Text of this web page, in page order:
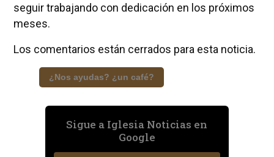
seguir trabajando con dedicación en los próximos
meses.
Los comentarios están cerrados para esta noticia.
¿Nos ayudas? ¿un café?
Sigue a Iglesia Noticias en
Google